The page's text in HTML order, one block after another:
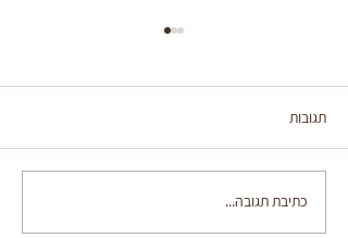
תגובות
כתיבת תגובה...